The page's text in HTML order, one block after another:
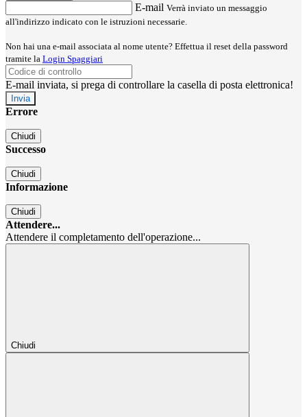
E-mail Verrà inviato un messaggio
all'indirizzo indicato con le istruzioni necessarie.
Non hai una e-mail associata al nome utente? Effettua il reset della password
tramite la Login Spaggiari
E-mail inviata, si prega di controllare la casella di posta elettronica!
Errore
Chiudi
Successo
Chiudi
Informazione
Chiudi
Attendere...
Attendere il completamento dell'operazione...
Chiudi